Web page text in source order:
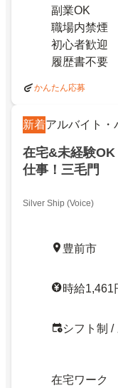
副業OK
職場内禁煙
初心者歓迎
履歴書不要
かんたん応募
新着アルバイト・
在宅&未経験
仕事！三毛門
Silver Ship (Voice)
豊前市
時給1,461
シフト制 /
在宅ワーク